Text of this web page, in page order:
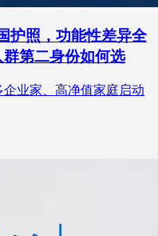
护照，功能性差异全
第二身份如何选
业家、高净值家庭启动